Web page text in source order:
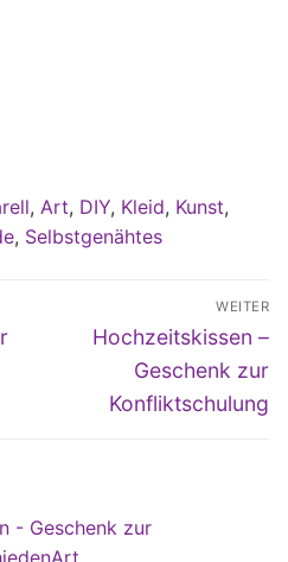
, Art, DIY, Kleid, Kunst,
, Selbstgenähtes
WEITER
Nächster
Beitrag:
Hochzeitskissen –
Geschenk zur
Konfliktschulung
- Geschenk zur